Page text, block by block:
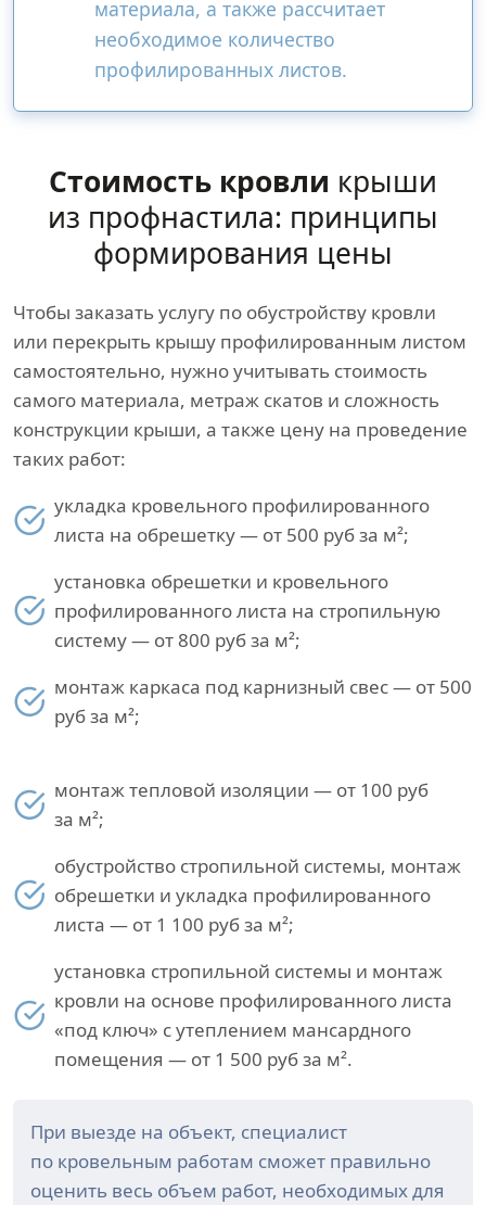
материала, а также рассчитает
необходимое количество
профилированных листов.
Стоимость кровли крыши
из профнастила: принципы
формирования цены
Чтобы заказать услугу по обустройству кровли
или перекрыть крышу профилированным листом
самостоятельно, нужно учитывать стоимость
самого материала, метраж скатов и сложность
конструкции крыши, а также цену на проведение
таких работ:
укладка кровельного профилированного
листа на обрешетку — от 500 руб за м²;
установка обрешетки и кровельного
профилированного листа на стропильную
систему — от 800 руб за м²;
монтаж каркаса под карнизный свес — от 500
руб за м²;
монтаж тепловой изоляции — от 100 руб
за м²;
обустройство стропильной системы, монтаж
обрешетки и укладка профилированного
листа — от 1 100 руб за м²;
установка стропильной системы и монтаж
кровли на основе профилированного листа
«под ключ» с утеплением мансардного
помещения — от 1 500 руб за м².
При выезде на объект, специалист
по кровельным работам сможет правильно
оценить весь объем работ, необходимых для